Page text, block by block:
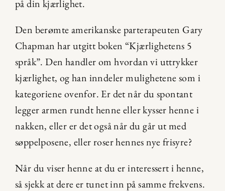
på din kjærlighet.
Den berømte amerikanske parterapeuten Gary
Chapman har utgitt boken “Kjærlighetens 5
språk”. Den handler om hvordan vi uttrykker
kjærlighet, og han inndeler mulighetene som i
kategoriene ovenfor. Er det når du spontant
legger armen rundt henne eller kysser henne i
nakken, eller er det også når du går ut med
søppelposene, eller roser hennes nye frisyre?
Når du viser henne at du er interessert i henne,
så sjekk at dere er tunet inn på samme frekvens.